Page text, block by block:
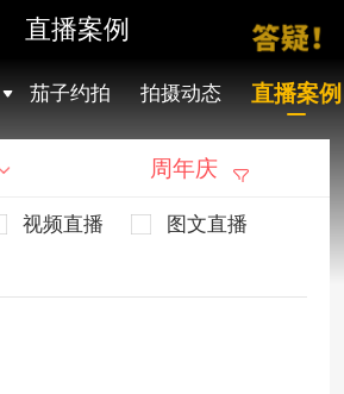
直播案例
茄子约拍 拍摄动态 直播案例
周年庆
视频直播
图文直播